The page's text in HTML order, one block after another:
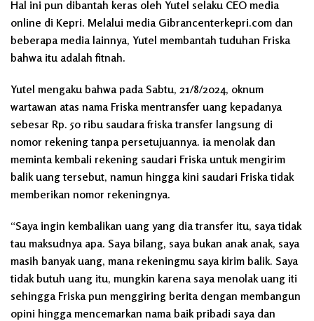
Hal ini pun dibantah keras oleh Yutel selaku CEO media
online di Kepri. Melalui media Gibrancenterkepri.com dan
beberapa media lainnya, Yutel membantah tuduhan Friska
bahwa itu adalah fitnah.
Yutel mengaku bahwa pada Sabtu, 21/8/2024, oknum
wartawan atas nama Friska mentransfer uang kepadanya
sebesar Rp. 50 ribu saudara friska transfer langsung di
nomor rekening tanpa persetujuannya. ia menolak dan
meminta kembali rekening saudari Friska untuk mengirim
balik uang tersebut, namun hingga kini saudari Friska tidak
memberikan nomor rekeningnya.
“Saya ingin kembalikan uang yang dia transfer itu, saya tidak
tau maksudnya apa. Saya bilang, saya bukan anak anak, saya
masih banyak uang, mana rekeningmu saya kirim balik. Saya
tidak butuh uang itu, mungkin karena saya menolak uang iti
sehingga Friska pun menggiring berita dengan membangun
opini hingga mencemarkan nama baik pribadi saya dan